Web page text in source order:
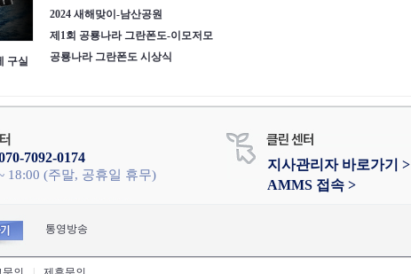
구실
2024 새해맞이-남산공원
제1회 공룡나라 그란폰도-이모저모
공룡나라 그란폰도 시상식
7092-0174
18:00 (주말, 공휴일 휴무)
지사관리자 바로가기 >
AMMS 접속 >
통영방송